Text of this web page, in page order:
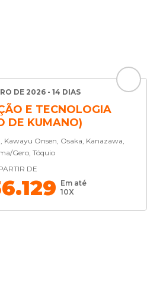
DE 2026 - 14 DIAS
E TECNOLOGIA
DE KUMANO)
Kawayu Onsen, Osaka, Kanazawa,
Gero, Tóquio
DE
Em até
10X